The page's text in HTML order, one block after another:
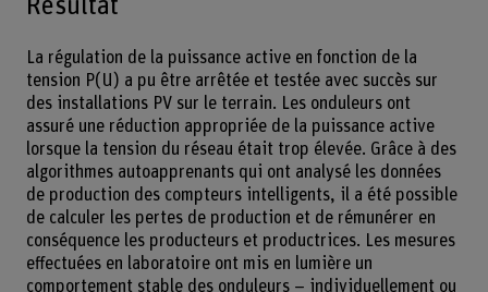
Résultat
La régulation de la puissance active en fonction de la
tension P(U) a pu être arrêtée et testée avec succès sur
des installations PV sur le terrain. Les onduleurs ont
assuré une réduction appropriée de la puissance active
lorsque la tension du réseau était trop élevée. Grâce à des
algorithmes autoapprenants qui ont analysé les données
de production des compteurs intelligents, il a été possible
de calculer les pertes de production et de rémunérer en
conséquence les producteurs et productrices. Les mesures
effectuées en laboratoire ont mis en lumière un
comportement stable des onduleurs – individuellement ou